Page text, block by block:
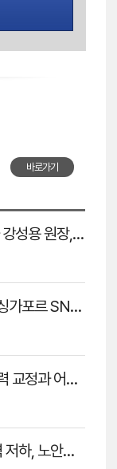
바로가기
[강성용원장 학회발표] 아이리움안과 강성용 원장, SNEC 국제학회서 40·50대 노안교정술 임상 결과 발표
[강성용원장 학회발표] 강성용 원장, 싱가포르 SNEC에서 40·50대 노안교정술 임상 결과 강연
[강성용원장 의학칼럼] 노안 교정, 시력 교정과 어떻게 다를까?
[최진영원장 의료칼럼] 50·60대 시력 저하, 노안만의 문제일까? 백내장과 난시를 함께 봐야 하는 이유